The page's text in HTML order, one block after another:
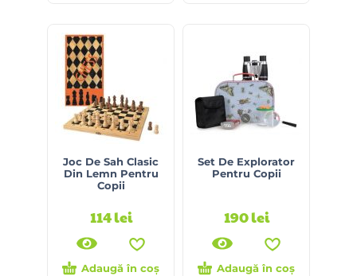
Joc De Sah Clasic
Din Lemn Pentru
Copii
114lei
Adaugă în coș
Set De Explorator
Pentru Copii
190lei
Adaugă în coș